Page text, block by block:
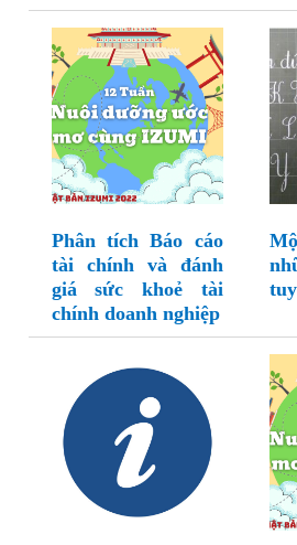
Phân tích Báo cáo
tài chính và đánh
giá sức khoẻ tài
chính doanh nghiệp